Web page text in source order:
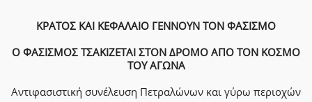
ΚΡΑΤΟΣ ΚΑΙ ΚΕΦΑΛΑΙΟ ΓΕΝΝΟΥΝ ΤΟΝ ΦΑΣΙΣΜΟ
Ο ΦΑΣΙΣΜΟΣ ΤΣΑΚΙΖΕΤΑΙ ΣΤΟΝ ΔΡΟΜΟ ΑΠΟ ΤΟΝ ΚΟΣΜΟ
ΤΟΥ ΑΓΩΝΑ
Αντιφασιστική συνέλευση Πετραλώνων και γύρω περιοχών